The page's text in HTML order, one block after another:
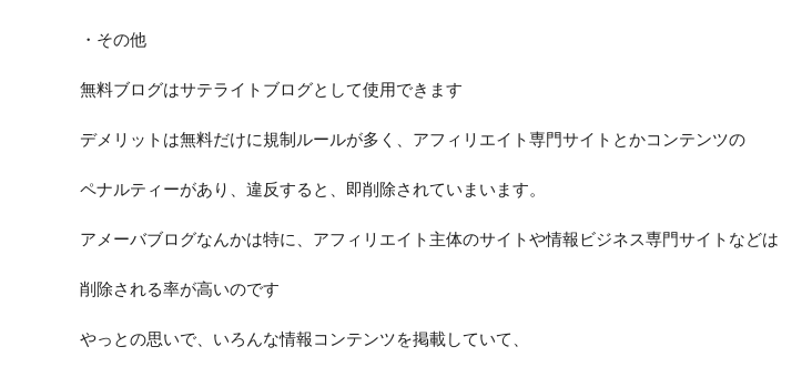
・その他
無料ブログはサテライトブログとして使用できます
デメリットは無料だけに規制ルールが多く、アフィリエイト専門サイトとかコンテンツの
ペナルティーがあり、違反すると、即削除されていまいます。
アメーバブログなんかは特に、アフィリエイト主体のサイトや情報ビジネス専門サイトなどは
削除される率が高いのです
やっとの思いで、いろんな情報コンテンツを掲載していて、